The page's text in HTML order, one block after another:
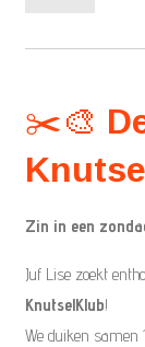
✂️🎨
Zin in een
Juf Lise zoekt
KnutselKlub!
We duiken samen